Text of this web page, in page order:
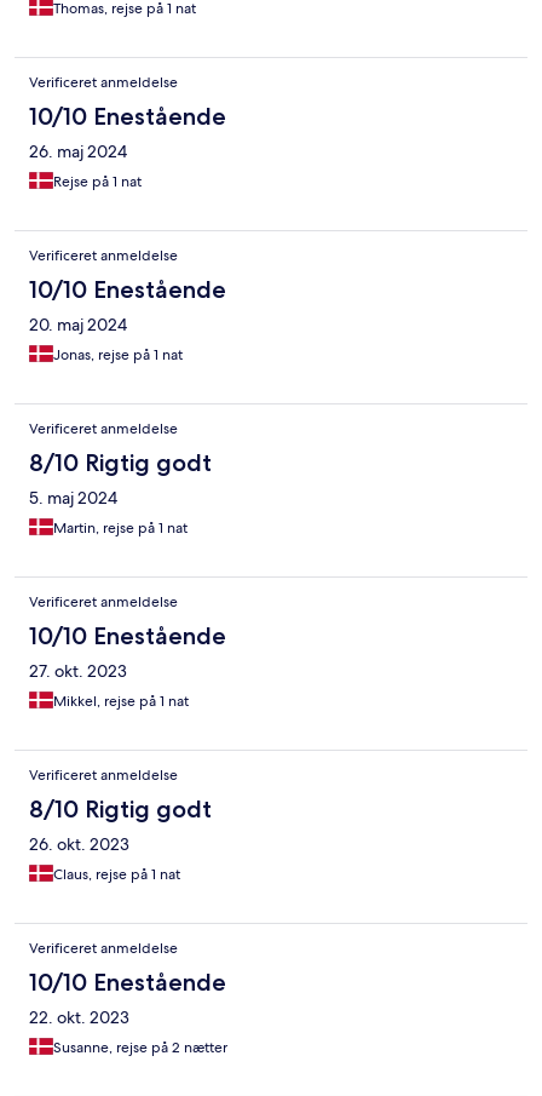
Thomas, rejse på 1 nat
Verificeret anmeldelse
10/10 Enestående
26. maj 2024
Rejse på 1 nat
Verificeret anmeldelse
10/10 Enestående
20. maj 2024
Jonas, rejse på 1 nat
Verificeret anmeldelse
8/10 Rigtig godt
5. maj 2024
Martin, rejse på 1 nat
Verificeret anmeldelse
10/10 Enestående
27. okt. 2023
Mikkel, rejse på 1 nat
Verificeret anmeldelse
8/10 Rigtig godt
26. okt. 2023
Claus, rejse på 1 nat
Verificeret anmeldelse
10/10 Enestående
22. okt. 2023
Susanne, rejse på 2 nætter